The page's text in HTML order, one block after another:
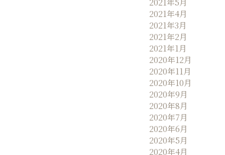
2021年4月
2021年3月
2021年2月
2021年1月
2020年12月
2020年11月
2020年10月
2020年9月
2020年8月
2020年7月
2020年6月
2020年5月
2020年4月